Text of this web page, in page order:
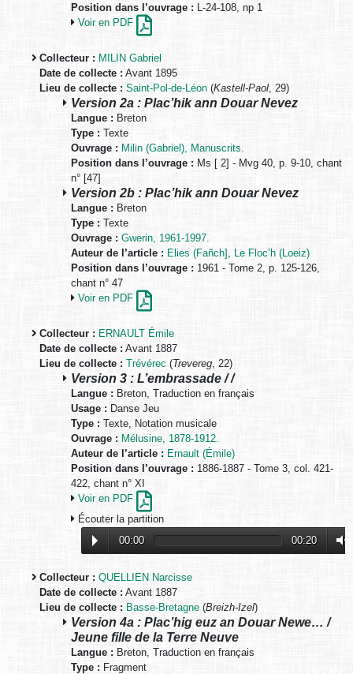
Position dans l’ouvrage : L-24-108, np 1
Voir en PDF
Collecteur : MILIN Gabriel
Date de collecte : Avant 1895
Lieu de collecte : Saint-Pol-de-Léon (Kastell-Paol , 29)
Version 2a : Plac’hik ann Douar Nevez
Langue : Breton
Type : Texte
Ouvrage : Milin (Gabriel), Manuscrits.
Position dans l’ouvrage : Ms [ 2] - Mvg 40, p. 9-10, chant
n° [47]
Version 2b : Plac’hik ann Douar Nevez
Langue : Breton
Type : Texte
Ouvrage : Gwerin, 1961-1997.
Auteur de l’article : Elies (Fañch]
Le Floc’h (Loeiz)
Position dans l’ouvrage : 1961 - Tome 2, p. 125-126,
chant n° 47
Voir en PDF
Collecteur : ERNAULT Émile
Date de collecte : Avant 1887
Lieu de collecte : Trévérec (Trevereg , 22)
Version 3 : L’embrassade / /
Langue : Breton, Traduction en français
Usage : Danse Jeu
Type : Texte, Notation musicale
Ouvrage : Mélusine, 1878-1912.
Auteur de l’article : Ernault (Émile)
Position dans l’ouvrage : 1886-1887 - Tome 3, col. 421-
422, chant n° XI
Voir en PDF
Écouter la partition
00:00
00:20
Collecteur : QUELLIEN Narcisse
Date de collecte : Avant 1887
Lieu de collecte : Basse-Bretagne (Breizh-Izel)
Version 4a : Plac’hig euz an Douar Newe… /
Jeune fille de la Terre Neuve
Langue : Breton, Traduction en français
Type : Fragment